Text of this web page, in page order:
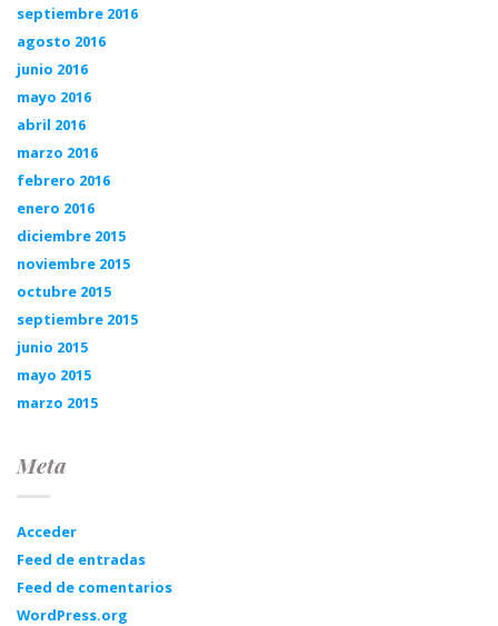
septiembre 2016
agosto 2016
junio 2016
mayo 2016
abril 2016
marzo 2016
febrero 2016
enero 2016
diciembre 2015
noviembre 2015
octubre 2015
septiembre 2015
junio 2015
mayo 2015
marzo 2015
Meta
Acceder
Feed de entradas
Feed de comentarios
WordPress.org